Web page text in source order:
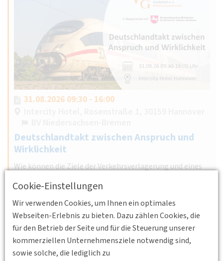
Cookie-Einstellungen
Wir verwenden Cookies, um Ihnen ein optimales
Webseiten-Erlebnis zu bieten. Dazu zählen Cookies, die
für den Betrieb der Seite und für die Steuerung unserer
kommerziellen Unternehmensziele notwendig sind,
sowie solche, die lediglich zu
31.08.2026 09:30 - 16:00
Deutschlandtakt zwischen Anspruch und
Wirklichkeit
Wie können die Ziele der Verkehrsverlagerung und eines
unter Sicherstellung der Finanzierung von Infrastruktur
und Betrieb?
Weiterlesen